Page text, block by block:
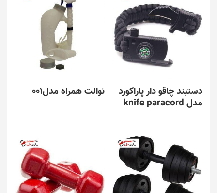
دستبند چاقو دار پاراکورد
مدل knife paracord
توالت همراه مدل001